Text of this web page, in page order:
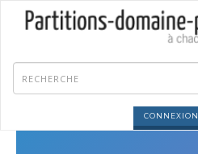
CONNEXION